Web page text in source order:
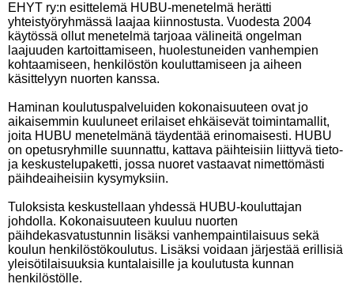
EHYT ry:n esittelemä HUBU-menetelmä herätti
yhteistyöryhmässä laajaa kiinnostusta. Vuodesta 2004
käytössä ollut menetelmä tarjoaa välineitä ongelman
laajuuden kartoittamiseen, huolestuneiden vanhempien
kohtaamiseen, henkilöstön kouluttamiseen ja aiheen
käsittelyyn nuorten kanssa.
Haminan koulutuspalveluiden kokonaisuuteen ovat jo
aikaisemmin kuuluneet erilaiset ehkäisevät toimintamallit,
joita HUBU menetelmänä täydentää erinomaisesti. HUBU
on opetusryhmille suunnattu, kattava päihteisiin liittyvä tieto-
ja keskustelupaketti, jossa nuoret vastaavat nimettömästi
päihdeaiheisiin kysymyksiin.
Tuloksista keskustellaan yhdessä HUBU-kouluttajan
johdolla. Kokonaisuuteen kuuluu nuorten
päihdekasvatustunnin lisäksi vanhempaintilaisuus sekä
koulun henkilöstökoulutus. Lisäksi voidaan järjestää erillisiä
yleisötilaisuuksia kuntalaisille ja koulutusta kunnan
henkilöstölle.